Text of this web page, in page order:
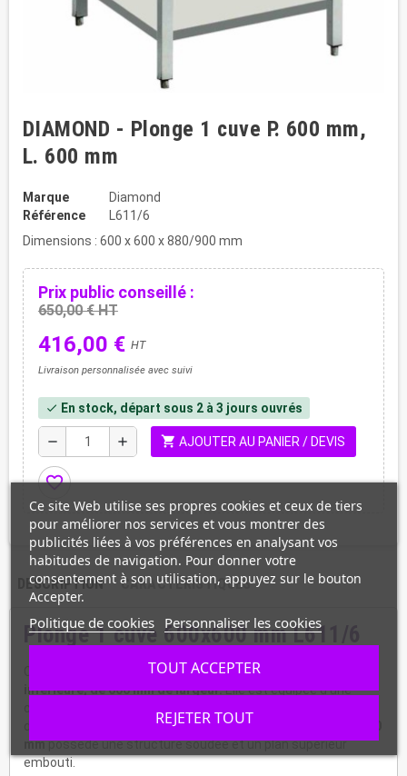
DIAMOND - Plonge 1 cuve P. 600 mm,
L. 600 mm
Marque
Diamond
Référence
L611/6
Dimensions : 600 x 600 x 880/900 mm
Prix public conseillé :
650,00 € HT
416,00 € HT
Livraison personnalisée avec suivi
check En stock, départ sous 2 à 3 jours ouvrés
remove add shopping_cart AJOUTER AU PANIER / DEVIS
favorite_border
DESCRIPTION CARACTÉRISTIQUES
Plonge 1 cuve 600x600 mm L611/6
plonge murale inox d'1 cuve avec une tablette
inférieure, de 600 mm de largeur.Elle est équipée d'une
d'un dosseret arrière de 85 mm. La plonge de
mmpossède une structure soudée et un plan supérieur
embouti.
Ce site Web utilise ses propres cookies et ceux de tiers
pour améliorer nos services et vous montrer des
publicités liées à vos préférences en analysant vos
habitudes de navigation. Pour donner votre
consentement à son utilisation, appuyez sur le bouton
Accepter.
Politique de cookies Personnaliser les cookies
REJETER TOUT
TOUT ACCEPTER